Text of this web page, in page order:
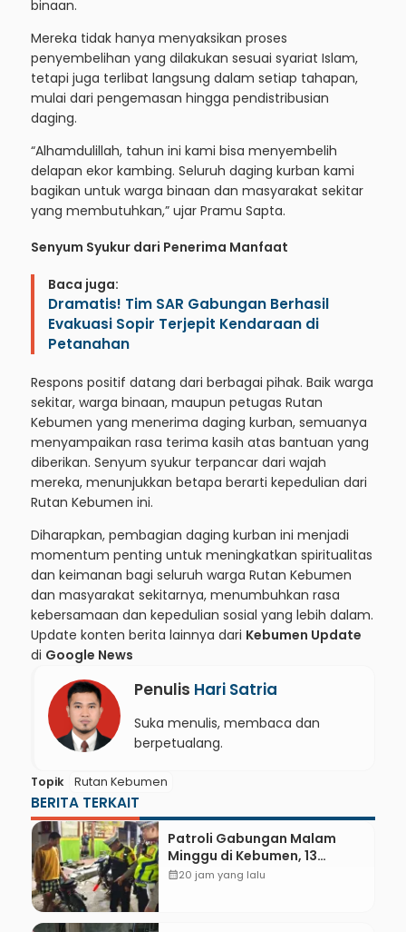
binaan.
Mereka tidak hanya menyaksikan proses
penyembelihan yang dilakukan sesuai syariat Islam,
tetapi juga terlibat langsung dalam setiap tahapan,
mulai dari pengemasan hingga pendistribusian
daging.
“Alhamdulillah, tahun ini kami bisa menyembelih
delapan ekor kambing. Seluruh daging kurban kami
bagikan untuk warga binaan dan masyarakat sekitar
yang membutuhkan,” ujar Pramu Sapta.
Senyum Syukur dari Penerima Manfaat
Baca juga:
Dramatis! Tim SAR Gabungan Berhasil
Evakuasi Sopir Terjepit Kendaraan di
Petanahan
Respons positif datang dari berbagai pihak. Baik warga
sekitar, warga binaan, maupun petugas Rutan
Kebumen yang menerima daging kurban, semuanya
menyampaikan rasa terima kasih atas bantuan yang
diberikan. Senyum syukur terpancar dari wajah
mereka, menunjukkan betapa berarti kepedulian dari
Rutan Kebumen ini.
Diharapkan, pembagian daging kurban ini menjadi
momentum penting untuk meningkatkan spiritualitas
dan keimanan bagi seluruh warga Rutan Kebumen
dan masyarakat sekitarnya, menumbuhkan rasa
kebersamaan dan kepedulian sosial yang lebih dalam.
Update konten berita lainnya dari Kebumen Update
di Google News
Penulis Hari Satria
Suka menulis, membaca dan
berpetualang.
Topik Rutan Kebumen
BERITA TERKAIT
Patroli Gabungan Malam
Minggu di Kebumen, 13
Kendaraan Terjaring Razia
calendar_month20 jam yang lalu